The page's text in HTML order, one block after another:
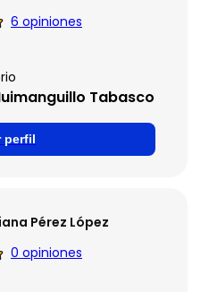
6 opiniones
Tabasco
perfil
Pérez López
0 opiniones